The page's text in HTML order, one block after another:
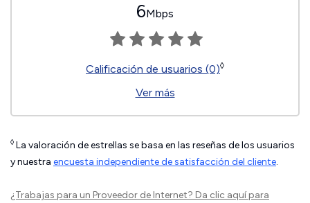
6Mbps
Calificación de usuarios (0)◊
Ver más
◊ La valoración de estrellas se basa en las reseñas de los usuarios
y nuestra encuesta independiente de satisfacción del cliente.
¿Trabajas para un Proveedor de Internet? Da clic aquípara